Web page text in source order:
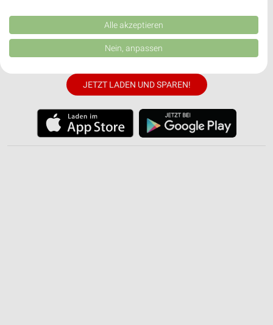
✔Standortgenaue Angebote
Folge deinem Lieblingshändler
✔Push-Benachrichtigungen bei neuen Prospekten
✔Einkaufsliste - Einkauf stressfrei planen
JETZT LADEN UND SPAREN!
Kombinationen von Daten aus verschiedenen Quellen. Entwicklung und
Verbesserung der Angebote. Verwendung reduzierter Daten zur Auswahl
von Inhalten.
Daten können außerhalb der Europäischen Union weitergegeben und in die
Website/App.
Partnerliste anzeigen (1 IAB-Anbieter)
Wir nutzen Ihre Daten für folgende Zwecke:
IAB-Verarbeitungszwecke:
Alle akzeptieren
Nein, anpassen